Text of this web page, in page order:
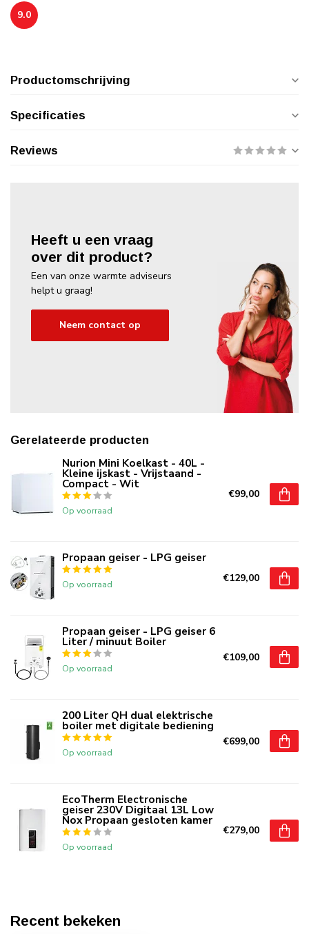
9.0
Productomschrijving
Specificaties
Reviews
Heeft u een vraag
over dit product?
Een van onze warmte adviseurs
helpt u graag!
Neem contact op
Gerelateerde producten
Nurion Mini Koelkast - 40L -
Kleine ijskast - Vrijstaand -
Compact - Wit
Op voorraad
€99,00
Propaan geiser - LPG geiser
Op voorraad €129,00
Propaan geiser - LPG geiser 6
Liter / minuut Boiler
Op voorraad
€109,00
200 Liter QH dual elektrische
boiler met digitale bediening
Op voorraad
€699,00
EcoTherm Electronische
geiser 230V Digitaal 13L Low
Nox Propaan gesloten kamer
Op voorraad
€279,00
Recent bekeken